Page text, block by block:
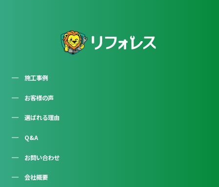
施工事例
お客様の声
選ばれる理由
Q&A
お問い合わせ
会社概要